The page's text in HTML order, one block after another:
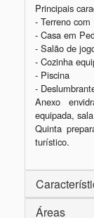
Principais
- Terreno com
- Casa em
- Salão de
- Cozinha
- Piscina
-
Anexo
equipada,
Quinta
turístico.
Áreas